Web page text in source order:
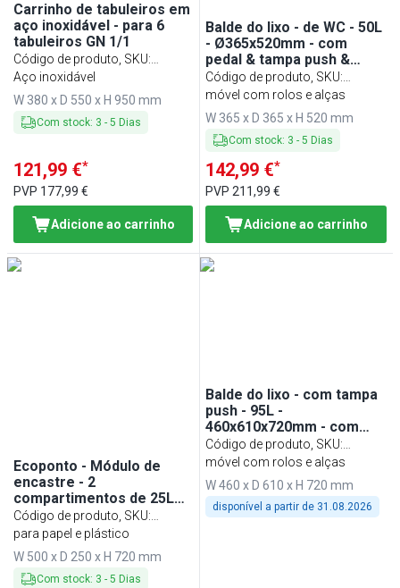
Carrinho de tabuleiros em
aço inoxidável - para 6
tabuleiros GN 1/1
Código de produto, SKU:
TWH611
Aço inoxidável
W 380 x D 550 x H 950 mm
Com stock: 3 - 5 Dias
121,99 €*
PVP 177,99 €
Adicione ao carrinho
Balde do lixo - de WC - 50L
- Ø365x520mm - com
pedal & tampa push &
fecho suave & rodas - Aço
inoxidável
Código de produto, SKU:
ABFK50
móvel com rolos e alças
W 365 x D 365 x H 520 mm
Com stock: 3 -5 Dias
142,99 €*
PVP211,99 €
Adicione ao carrinho
Ecoponto - Módulo de
encastre - 2
compartimentos de 25L
cada - 500x720x250mm -
com rodas - 2 rodas com
travão, recipientes
interiores amovíveis,
conjunto de autocolantes
Código de produto, SKU:
MTSD2
para papel e plástico
W 500 x D 250 x H 720 mm
Com stock: 3 - 5 Dias
Balde do lixo - com tampa
push - 95L -
460x610x720mm - com
rodas - fecho suave - Aço
inoxidável
Código de produto, SKU:
ABFK100D
móvel com rolos e alças
W 460 x D 610 x H 720 mm
disponível a partir de 31.08.2026